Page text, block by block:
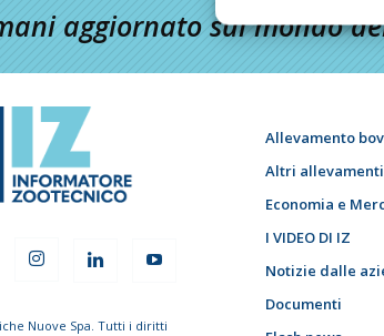
aggiornato sul mondo
Nuove Spa. Tutti i diritti
Allevamento
Altri allevamenti
Economia e
I VIDEO DI IZ
Notizie dalle
Documenti